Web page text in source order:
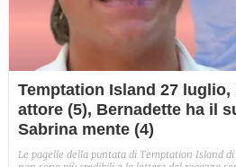
Temptation Island 27
attore (5), Bernadette ha il
Sabrina mente (4)
Le pagelle della puntata di Temptation Island